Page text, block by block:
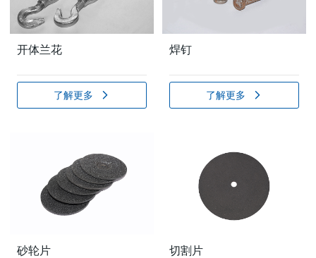
开体兰花
了解更多
焊钉
了解更多
砂轮片 切割片